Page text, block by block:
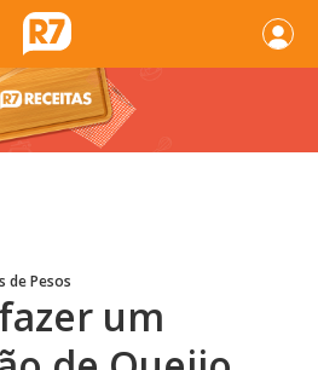
de Pesos
um